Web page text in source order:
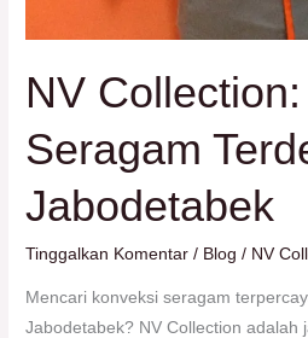
NV
Seragam
Jabodetabek
Tinggalkan Komentar / Blog / NV
Mencari konveksi seragam
Jabodetabek? NV Collection adalah